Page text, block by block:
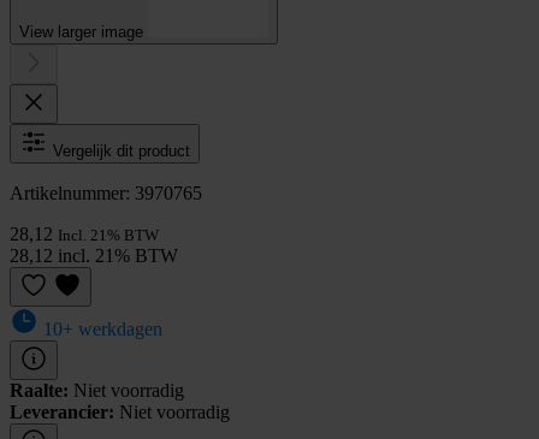
View larger image
Vergelijk dit product
Artikelnummer: 3970765
28,12 Incl. 21% BTW
28,12 incl. 21% BTW
10+ werkdagen
Raalte: Niet voorradig
Leverancier: Niet voorradig